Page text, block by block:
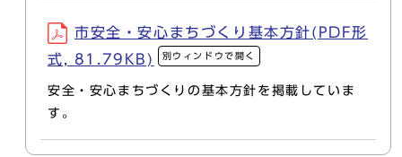
市安全・安心まちづくり基本方針(PDF形
式, 81.79KB)
別ウィンドウで開く
安全・安心まちづくりの基本方針を掲載していま
す。